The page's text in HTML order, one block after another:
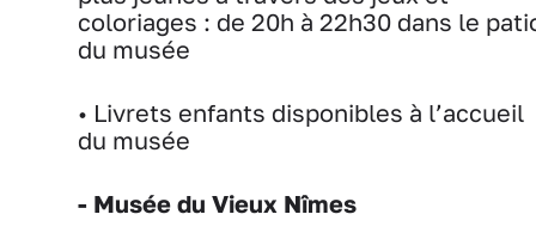
coloriages : de 20h à 22h30 dans le
du musée
• Livrets enfants disponibles à l’accueil
du musée
- Musée du Vieux Nîmes